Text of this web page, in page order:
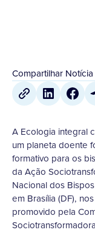
Compartilhar Notícia
A Ecologia integral
um planeta doente
formativo para os
da Ação
Nacional dos
em Brasília (DF),
promovido pela